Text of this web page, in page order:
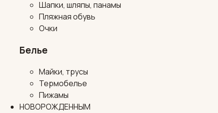
Шапки, шляпы, панамы
Пляжная обувь
Очки
Белье
Майки, трусы
Термобелье
Пижамы
НОВОРОЖДЕННЫМ